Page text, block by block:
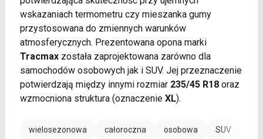
wskazaniach termometru czy mieszanka gumy
przystosowana do zmiennych warunków
atmosferycznych. Prezentowana opona marki
Tracmaxzostała zaprojektowana zarówno dla
samochodów osobowych jak i SUV. Jej przeznaczenie
potwierdzają między innymi rozmiar 235/45 R18oraz
wzmocniona struktura (oznaczenie XL).
wielosezonowa całoroczna osobowa SUV